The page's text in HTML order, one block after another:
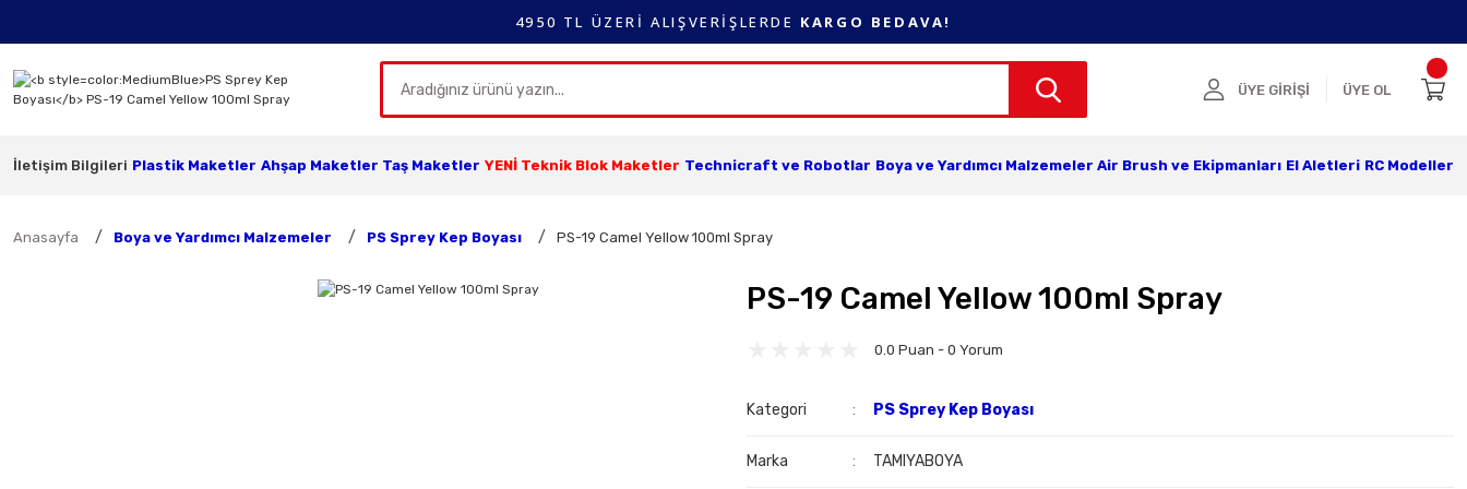
4950 TL ÜZERİ ALIŞVERİŞLERDE KARGO BEDAVA!
ÜYE GİRİŞİ ÜYE OL
İletişim Bilgileri Plastik Maketler Ahşap Maketler Taş Maketler YENİ Teknik Blok Maketler Technicraft ve Robotlar Boya ve Yardımcı Malzemeler Air Brush ve Ekipmanları El Aletleri RC Modeller
Anasayfa Boya ve Yardımcı Malzemeler PS Sprey Kep Boyası PS-19 Camel Yellow 100ml Spray
PS-19 Camel Yellow 100ml Spray
0.0 Puan - 0 Yorum
Kategori PS Sprey Kep Boyası
Marka TAMIYABOYA